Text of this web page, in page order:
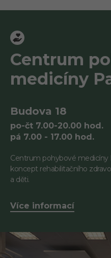
Centrum
medicíny
Budova 18
po-čt 7.00-20.00 hod.
pá 7.00 - 17.00 hod.
Centrum pohybové medicíny
koncept rehabilitačního
a děti.
Více informací